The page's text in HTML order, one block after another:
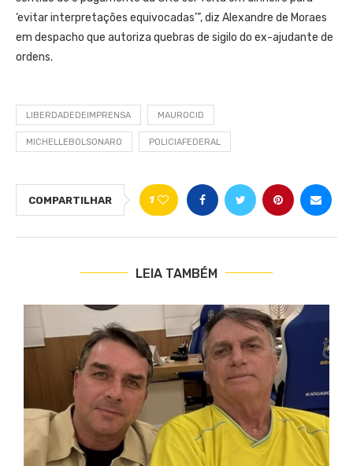
‘evitar interpretações equivocadas’”, diz Alexandre de Moraes
em despacho que autoriza quebras de sigilo do ex-ajudante de
ordens.
LIBERDADEDEIMPRENSA MAUROCID
MICHELLEBOLSONARO POLICIAFEDERAL
COMPARTILHAR 1
LEIA TAMBÉM